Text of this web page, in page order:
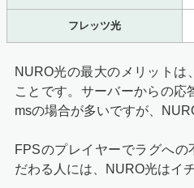
フレッツ光
NURO光の最大のメリットは、
ことです。サーバーからの応
msの場合が多いですが、
FPSのプレイヤーでラグへの
だわる人には、NURO光はイ